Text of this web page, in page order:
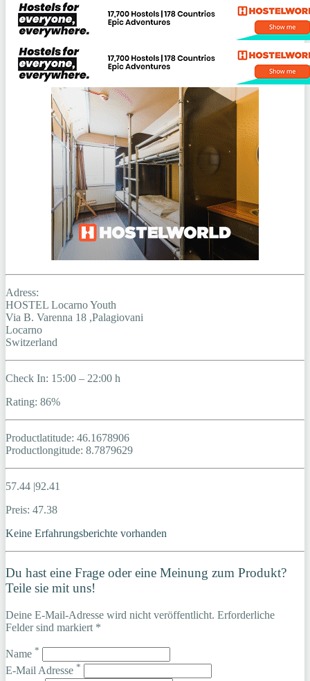
Adress:
HOSTEL Locarno Youth
Via B. Varenna 18 ,Palagiovani
Locarno
Switzerland
Check In: 15:00 – 22:00 h
Rating: 86%
Productlatitude: 46.1678906
Productlongitude: 8.7879629
57.44 |92.41
Preis: 47.38
Keine Erfahrungsberichte vorhanden
Du hast eine Frage oder eine Meinung zum Produkt?
Teile sie mit uns!
Deine E-Mail-Adresse wird nicht veröffentlicht. Erforderliche
Felder sind markiert *
Name *
E-Mail Adresse *